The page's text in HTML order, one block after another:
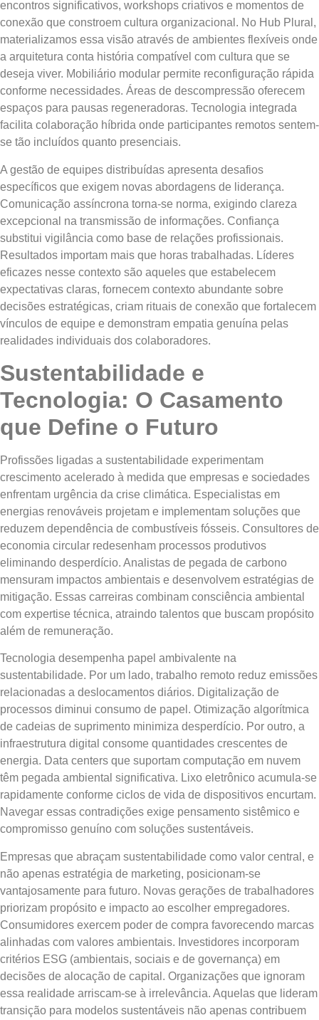
encontros significativos, workshops criativos e momentos de
conexão que constroem cultura organizacional. No Hub Plural,
materializamos essa visão através de ambientes flexíveis onde
a arquitetura conta história compatível com cultura que se
deseja viver. Mobiliário modular permite reconfiguração rápida
conforme necessidades. Áreas de descompressão oferecem
espaços para pausas regeneradoras. Tecnologia integrada
facilita colaboração híbrida onde participantes remotos sentem-
se tão incluídos quanto presenciais.
A gestão de equipes distribuídas apresenta desafios
específicos que exigem novas abordagens de liderança.
Comunicação assíncrona torna-se norma, exigindo clareza
excepcional na transmissão de informações. Confiança
substitui vigilância como base de relações profissionais.
Resultados importam mais que horas trabalhadas. Líderes
eficazes nesse contexto são aqueles que estabelecem
expectativas claras, fornecem contexto abundante sobre
decisões estratégicas, criam rituais de conexão que fortalecem
vínculos de equipe e demonstram empatia genuína pelas
realidades individuais dos colaboradores.
Sustentabilidade e
Tecnologia: O Casamento
que Define o Futuro
Profissões ligadas a sustentabilidade experimentam
crescimento acelerado à medida que empresas e sociedades
enfrentam urgência da crise climática. Especialistas em
energias renováveis projetam e implementam soluções que
reduzem dependência de combustíveis fósseis. Consultores de
economia circular redesenham processos produtivos
eliminando desperdício. Analistas de pegada de carbono
mensuram impactos ambientais e desenvolvem estratégias de
mitigação. Essas carreiras combinam consciência ambiental
com expertise técnica, atraindo talentos que buscam propósito
além de remuneração.
Tecnologia desempenha papel ambivalente na
sustentabilidade. Por um lado, trabalho remoto reduz emissões
relacionadas a deslocamentos diários. Digitalização de
processos diminui consumo de papel. Otimização algorítmica
de cadeias de suprimento minimiza desperdício. Por outro, a
infraestrutura digital consome quantidades crescentes de
energia. Data centers que suportam computação em nuvem
têm pegada ambiental significativa. Lixo eletrônico acumula-se
rapidamente conforme ciclos de vida de dispositivos encurtam.
Navegar essas contradições exige pensamento sistêmico e
compromisso genuíno com soluções sustentáveis.
Empresas que abraçam sustentabilidade como valor central, e
não apenas estratégia de marketing, posicionam-se
vantajosamente para futuro. Novas gerações de trabalhadores
priorizam propósito e impacto ao escolher empregadores.
Consumidores exercem poder de compra favorecendo marcas
alinhadas com valores ambientais. Investidores incorporam
critérios ESG (ambientais, sociais e de governança) em
decisões de alocação de capital. Organizações que ignoram
essa realidade arriscam-se à irrelevância. Aquelas que lideram
transição para modelos sustentáveis não apenas contribuem